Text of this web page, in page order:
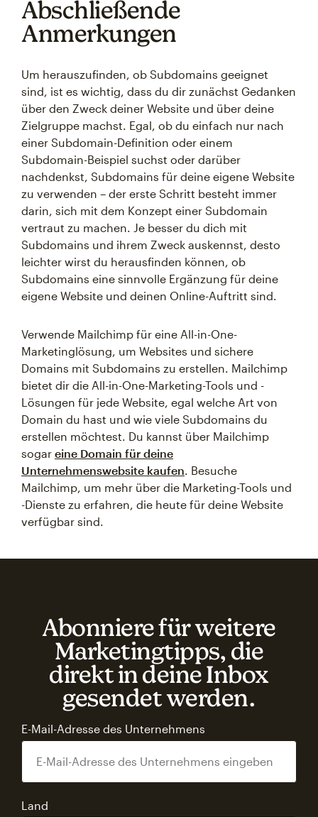
Abschließende
Anmerkungen
Um herauszufinden, ob Subdomains geeignet
sind, ist es wichtig, dass du dir zunächst Gedanken
über den Zweck deiner Website und über deine
Zielgruppe machst. Egal, ob du einfach nur nach
einer Subdomain-Definition oder einem
Subdomain-Beispiel suchst oder darüber
nachdenkst, Subdomains für deine eigene Website
zu verwenden – der erste Schritt besteht immer
darin, sich mit dem Konzept einer Subdomain
vertraut zu machen. Je besser du dich mit
Subdomains und ihrem Zweck auskennst, desto
leichter wirst du herausfinden können, ob
Subdomains eine sinnvolle Ergänzung für deine
eigene Website und deinen Online-Auftritt sind.
Verwende Mailchimp für eine All-in-One-
Marketinglösung, um Websites und sichere
Domains mit Subdomains zu erstellen. Mailchimp
bietet dir die All-in-One-Marketing-Tools und -
Lösungen für jede Website, egal welche Art von
Domain du hast und wie viele Subdomains du
erstellen möchtest. Du kannst über Mailchimp
sogar eine Domain für deine
Unternehmenswebsite kaufen. Besuche
Mailchimp, um mehr über die Marketing-Tools und
-Dienste zu erfahren, die heute für deine Website
verfügbar sind.
Abonniere für weitere
Marketingtipps, die
direkt in deine Inbox
gesendet werden.
E-Mail-Adresse des Unternehmens
Land